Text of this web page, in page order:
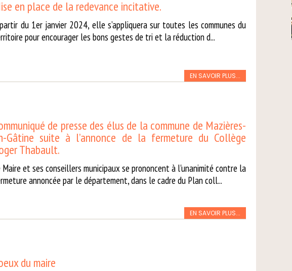
en place de la redevance incitative.
du 1er janvier 2024, elle s’appliquera sur toutes les communes du
pour encourager les bons gestes de tri et la réduction d...
EN SAVOIR PLUS...
de presse des élus de la commune de Mazières-
Gâtine suite à l’annonce de la fermeture du Collège
Thabault.
Maire et ses conseillers municipaux se prononcent à l'unanimité contre la
annoncée par le département, dans le cadre du Plan coll...
EN SAVOIR PLUS...
du maire